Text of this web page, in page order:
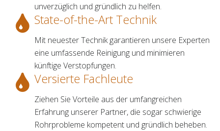
unverzüglich und gründlich zu helfen.
State-of-the-Art Technik
Mit neuester Technik garantieren unsere Experten
eine umfassende Reinigung und minimieren
künftige Verstopfungen.
Versierte Fachleute
Ziehen Sie Vorteile aus der umfangreichen
Erfahrung unserer Partner, die sogar schwierige
Rohrprobleme kompetent und gründlich beheben.